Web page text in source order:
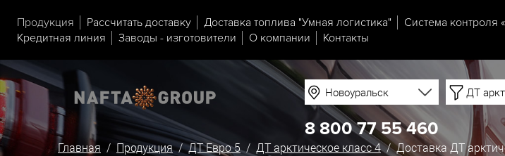
Продукция Рассчитать доставку Доставка топлива "Умная логистика" Система контроля
Кредитная линия
Заводы - изготовители О компании Контакты
Новоуральск ДТ
8 800 77 55 460
Главная / Продукция/ДТ Евро 5/ ДТ арктическое класс 4/ Доставка ДТ